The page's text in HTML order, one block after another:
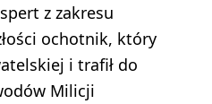
z zakresu
ochotnik, który
i trafił do
Milicji